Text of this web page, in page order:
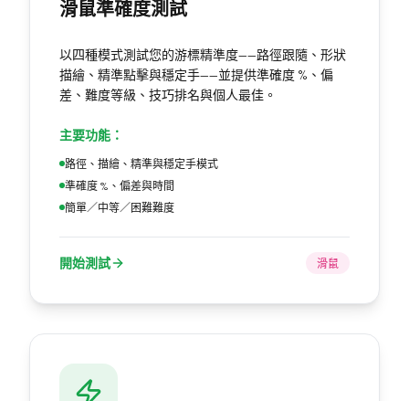
滑鼠準確度測試
以四種模式測試您的游標精準度——路徑跟隨、形狀
描繪、精準點擊與穩定手——並提供準確度 %、偏
差、難度等級、技巧排名與個人最佳。
主要功能：
路徑、描繪、精準與穩定手模式
準確度 %、偏差與時間
簡單／中等／困難難度
開始測試 滑鼠